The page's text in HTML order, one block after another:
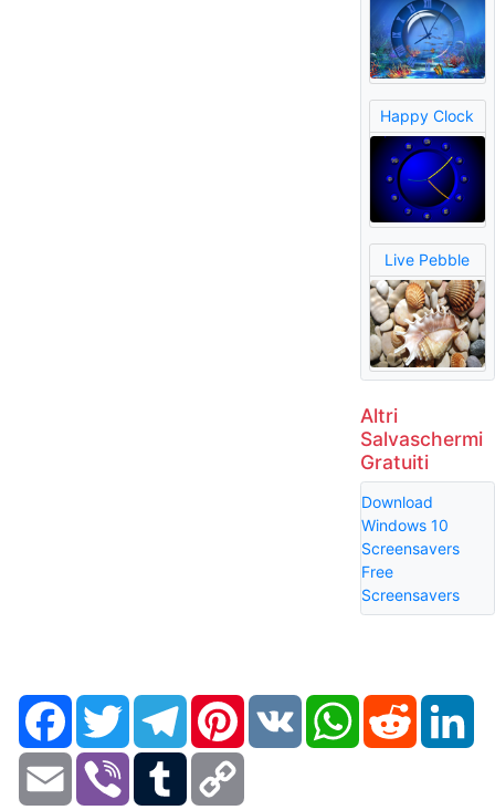
Happy Clock
Live Pebble
Altri
Salvaschermi
Gratuiti
Download
Windows 10
Screensavers
Free
Screensavers
FacebookTwitter TelegramPinterestVK WhatsAppReddit
Email Viber Tumblr